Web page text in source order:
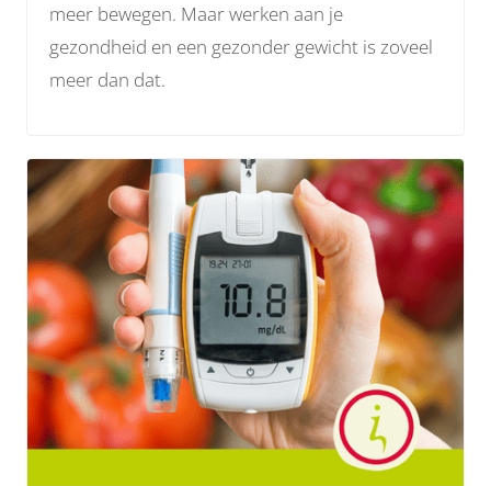
meer bewegen. Maar werken aan je
gezondheid en een gezonder gewicht is zoveel
meer dan dat.